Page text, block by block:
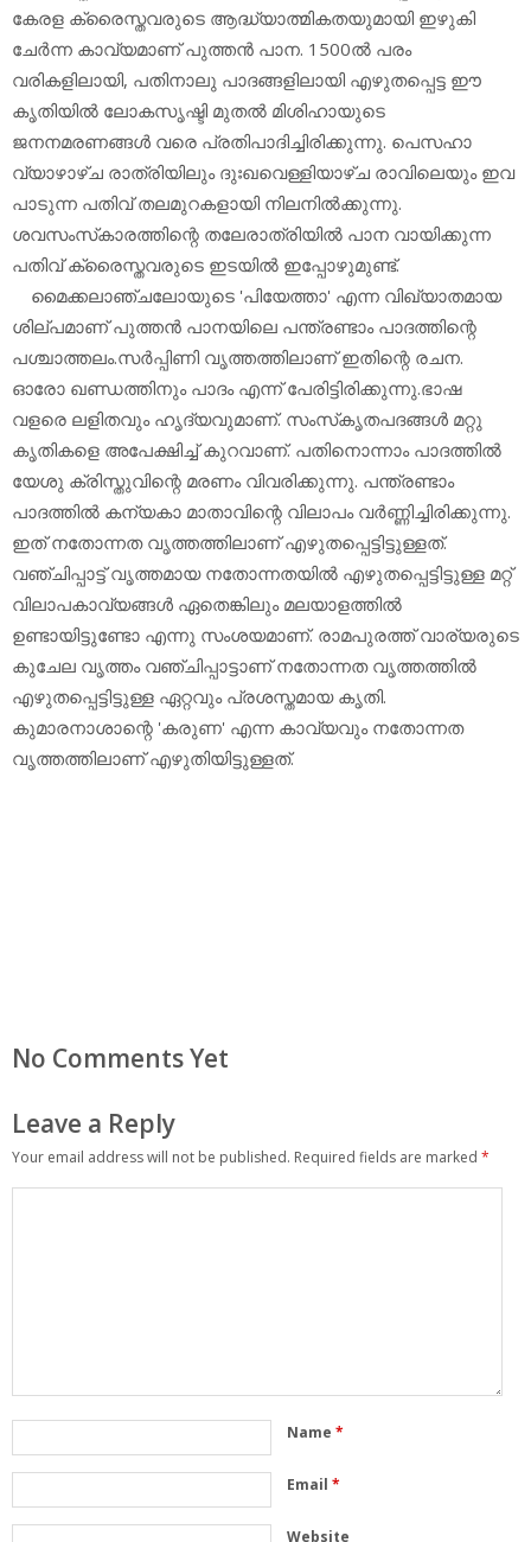
കേരള ക്രൈസ്തവരുടെ ആദ്ധ്യാത്മികതയുമായി ഇഴുകി
ചേര്‍ന്ന കാവ്യമാണ് പുത്തന്‍ പാന. 1500ല്‍ പരം
വരികളിലായി, പതിനാലു പാദങ്ങളിലായി എഴുതപ്പെട്ട ഈ
കൃതിയില്‍ ലോകസൃഷ്ടി മുതല്‍ മിശിഹായുടെ
ജനനമരണങ്ങള്‍ വരെ പ്രതിപാദിച്ചിരിക്കുന്നു. പെസഹാ
വ്യാഴാഴ്ച രാത്രിയിലും ദുഃഖവെള്ളിയാഴ്ച രാവിലെയും ഇവ
പാടുന്ന പതിവ് തലമുറകളായി നിലനില്‍ക്കുന്നു.
ശവസംസ്‌കാരത്തിന്റെ തലേരാത്രിയില്‍ പാന വായിക്കുന്ന
പതിവ് ക്രൈസ്തവരുടെ ഇടയില്‍ ഇപ്പോഴുമുണ്ട്.
മൈക്കലാഞ്ചലോയുടെ 'പിയേത്താ' എന്ന വിഖ്യാതമായ
ശില്പമാണ് പുത്തന്‍ പാനയിലെ പന്ത്രണ്ടാം പാദത്തിന്റെ
പശ്ചാത്തലം.സര്‍പ്പിണി വൃത്തത്തിലാണ് ഇതിന്റെ രചന.
ഓരോ ഖണ്ഡത്തിനും പാദം എന്ന് പേരിട്ടിരിക്കുന്നു.ഭാഷ
വളരെ ലളിതവും ഹൃദ്യവുമാണ്. സംസ്‌കൃതപദങ്ങള്‍ മറ്റു
കൃതികളെ അപേക്ഷിച്ച് കുറവാണ്. പതിനൊന്നാം പാദത്തില്‍
യേശു ക്രിസ്തുവിന്റെ മരണം വിവരിക്കുന്നു. പന്ത്രണ്ടാം
പാദത്തില്‍ കന്യകാ മാതാവിന്റെ വിലാപം വര്‍ണ്ണിച്ചിരിക്കുന്നു.
ഇത് നതോന്നത വൃത്തത്തിലാണ് എഴുതപ്പെട്ടിട്ടുള്ളത്.
വഞ്ചിപ്പാട്ട് വൃത്തമായ നതോന്നതയില്‍ എഴുതപ്പെട്ടിട്ടുള്ള മറ്റ്
വിലാപകാവ്യങ്ങള്‍ ഏതെങ്കിലും മലയാളത്തില്‍
ഉണ്ടായിട്ടുണ്ടോ എന്നു സംശയമാണ്. രാമപുരത്ത് വാര്യരുടെ
കുചേല വൃത്തം വഞ്ചിപ്പാട്ടാണ് നതോന്നത വൃത്തത്തില്‍
എഴുതപ്പെട്ടിട്ടുള്ള ഏറ്റവും പ്രശസ്തമായ കൃതി.
കുമാരനാശാന്റെ 'കരുണ' എന്ന കാവ്യവും നതോന്നത
വൃത്തത്തിലാണ് എഴുതിയിട്ടുള്ളത്.
No Comments Yet
Leave a Reply
Your email address will not be published. Required fields are marked *
Name *
Email *
Website